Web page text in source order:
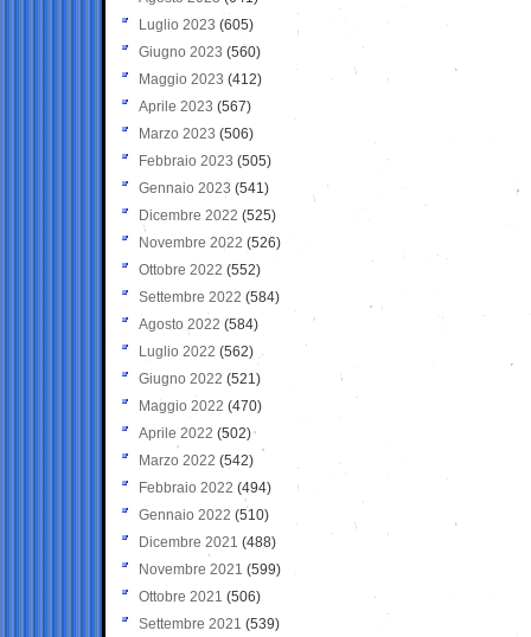
Luglio 2023 (605)
Giugno 2023 (560)
Maggio 2023 (412)
Aprile 2023 (567)
Marzo 2023 (506)
Febbraio 2023 (505)
Gennaio 2023 (541)
Dicembre 2022 (525)
Novembre 2022 (526)
Ottobre 2022 (552)
Settembre 2022 (584)
Agosto 2022 (584)
Luglio 2022 (562)
Giugno 2022 (521)
Maggio 2022 (470)
Aprile 2022 (502)
Marzo 2022 (542)
Febbraio 2022 (494)
Gennaio 2022 (510)
Dicembre 2021 (488)
Novembre 2021 (599)
Ottobre 2021 (506)
Settembre 2021 (539)